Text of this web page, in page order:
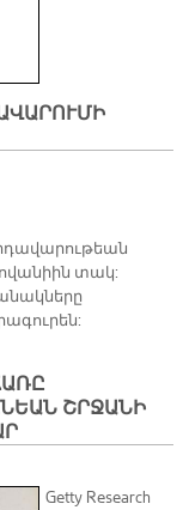
տակ:
ՇՐՋԱՆԻ
Getty Research